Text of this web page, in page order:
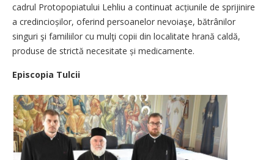
cadrul Protopopiatului Lehliu a continuat acțiunile de sprijinire
a credincioșilor, oferind persoanelor nevoiaşe, bătrânilor
singuri şi familiilor cu mulţi copii din localitate hrană caldă,
produse de strictă necesitate și medicamente.
Episcopia Tulcii